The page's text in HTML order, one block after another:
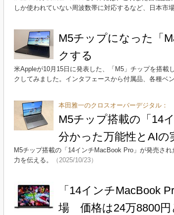
しか使われていない周波数帯に対応するなど、日本市
M5チップになった「
クする
米Appleが10月15日に発表した、「M5」チップを搭載
クしてみました。インタフェースから付属品、各種ベ
本田雅一のクロスオーバーデジタル：
M5チップ搭載の「14
分かった万能性とAIの
M5チップ搭載の「14インチMacBook Pro」が発売さ
力を伝える。
（2025/10/23）
「14インチMacBook
場 価格は24万8800円